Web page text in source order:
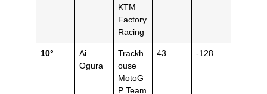
KTM
Factory
Racing
10°
Ai
Ogura
Trackh
ouse
MotoG
P Team
43 -128